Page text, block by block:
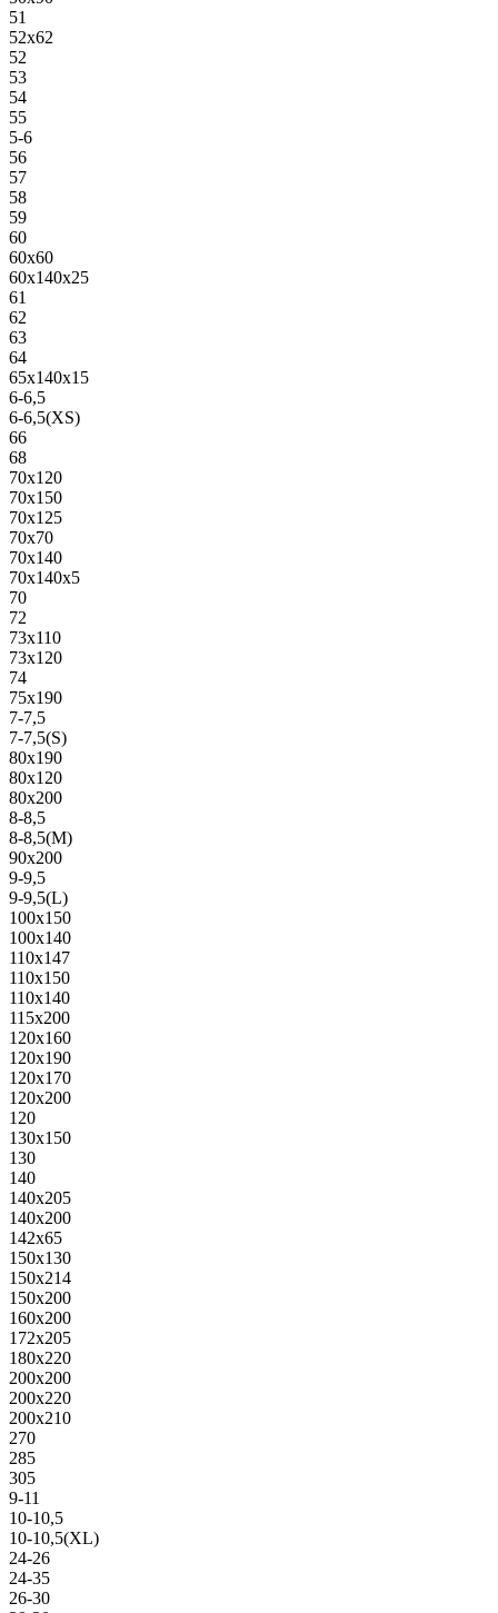
51
52х62
52
53
54
55
5-6
56
57
58
59
60
60х60
60х140х25
61
62
63
64
65х140х15
6-6,5
6-6,5(XS)
66
68
70х120
70х150
70х125
70х70
70х140
70х140х5
70
72
73х110
73х120
74
75х190
7-7,5
7-7,5(S)
80х190
80х120
80х200
8-8,5
8-8,5(M)
90х200
9-9,5
9-9,5(L)
100х150
100х140
110х147
110х150
110х140
115х200
120х160
120х190
120х170
120х200
120
130х150
130
140
140х205
140х200
142х65
150х130
150х214
150х200
160х200
172х205
180х220
200х200
200х220
200х210
270
285
305
9-11
10-10,5
10-10,5(XL)
24-26
24-35
26-30